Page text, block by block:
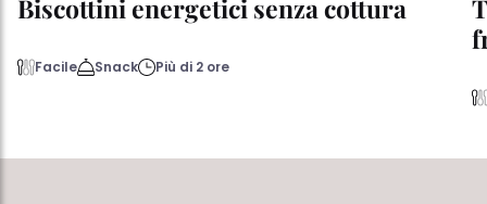
Biscottini energetici senza cottura
Facile Snack Più di 2 ore